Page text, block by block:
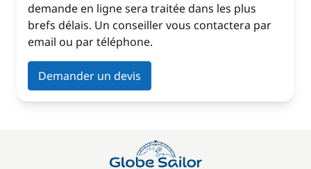
demande en ligne sera traitée dans les plus
brefs délais. Un conseiller vous contactera par
email ou par téléphone.
Demander un devis